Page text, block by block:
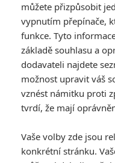
Animals in
vystupuje
Napsal:Michal Janoušek -
můžete přizpůsobit
vypnutím přepínače,
funkce. Tyto
základě souhlasu a
dodavateli najdete
možnost upravit váš
vznést námitku proti
tvrdí, že mají
Vaše volby zde jsou
konkrétní stránku.